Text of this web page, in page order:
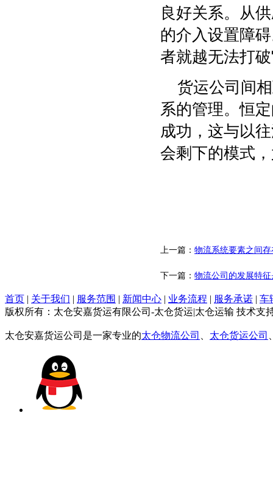
良好关系。从
的介入设置障
者就越无法打
货运公司间
系的管理。恒
成功，这与以
会剩下的模式
上一篇： 物流系统要素之间
下一篇： 物流公司的发展特
首页 | 关于我们 | 服务范围 | 新闻中心 | 业务流程 | 服务承诺 | 车
版权所有：太仓安嘉货运有限公司-太仓货运|太仓运输 技术支
太仓安嘉货运公司是一家专业的太仓物流公司 太仓货运公司